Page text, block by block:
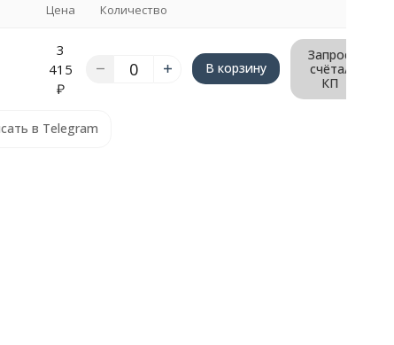
Цена Количество
3
415
₽
В корзину
Запрос
счёта/
КП
в Telegram